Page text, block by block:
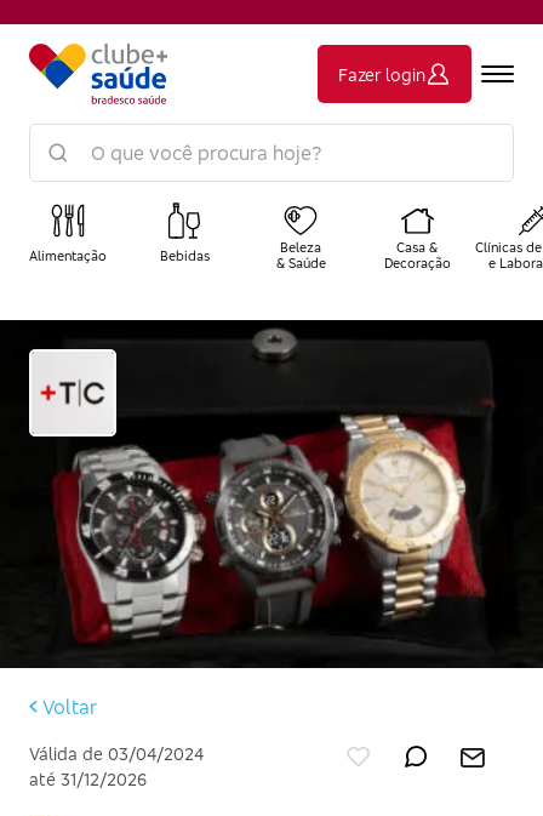
Fazer login
Alimentação Bebidas
Beleza
& Saúde
Casa &
Decoração
Clínicas
e
Voltar
Válida de 03/04/2024
até 31/12/2026